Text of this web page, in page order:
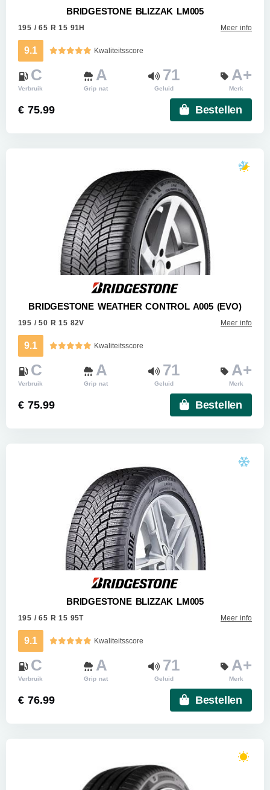
BRIDGESTONE BLIZZAK LM005
195 / 65 R 15 91H Meer info
9.1 Kwaliteitsscore
C
Verbruik
A
Grip nat
71
Geluid
A+
Merk
€ 75.99 Bestellen
BRIDGESTONE WEATHER CONTROL A005 (EVO)
195 / 50 R 15 82V Meer info
9.1 Kwaliteitsscore
C
Verbruik
A
Grip nat
71
Geluid
A+
Merk
€ 75.99 Bestellen
BRIDGESTONE BLIZZAK LM005
195 / 65 R 15 95T Meer info
9.1 Kwaliteitsscore
C
Verbruik
A
Grip nat
71
Geluid
A+
Merk
€ 76.99 Bestellen